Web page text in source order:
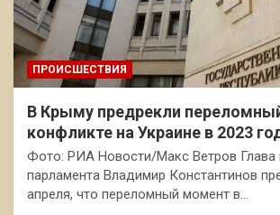
ПРОИСШЕСТВИЯ
В Крыму предрекли
конфликте на Украине в 2023
Фото: РИА Новости/Макс Ветров Глава
парламента Владимир Константинов
апреля, что переломный момент в…